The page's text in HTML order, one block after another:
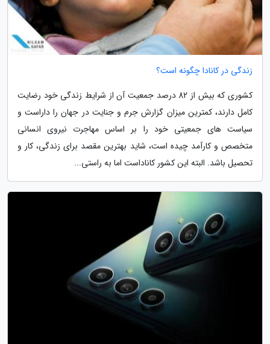
زندگی در کانادا چگونه است؟
کشوری که بیش از 82 درصد جمعیت آن از شرایط زندگی خود رضایت
کامل دارند، کمترین میزان گزارش جرم و جنایت در جهان را داراست و
سیاست های جمعیتی خود را بر اساس مهاجرت نیروی انسانی
متخصص و کارآمد چیده است، شاید بهترین مقصد برای زندگی، کار و
تحصیل باشد. البته این کشور کاناداست اما به راستی...